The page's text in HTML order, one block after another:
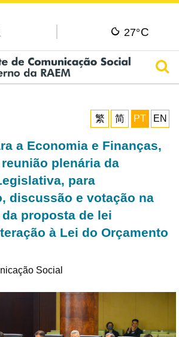
27°C
繁
简 PT EN
a Economia e Finanças,
plenária da
para
discussão e votação na
proposta de lei
à Lei do Orçamento
Social